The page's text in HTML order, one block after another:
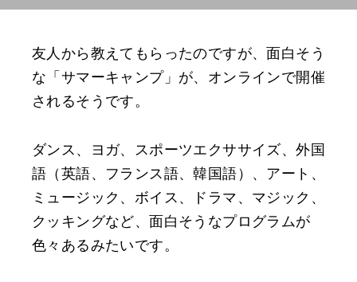
友人から教えてもらったのですが、面白そう
な「サマーキャンプ」が、オンラインで開催
されるそうです。
ダンス、ヨガ、スポーツエクササイズ、外国
語（英語、フランス語、韓国語）、アート、
ミュージック、ボイス、ドラマ、マジック、
クッキングなど、面白そうなプログラムが
色々あるみたいです。